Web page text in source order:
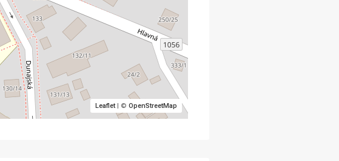
Leaflet| © OpenStreetMap